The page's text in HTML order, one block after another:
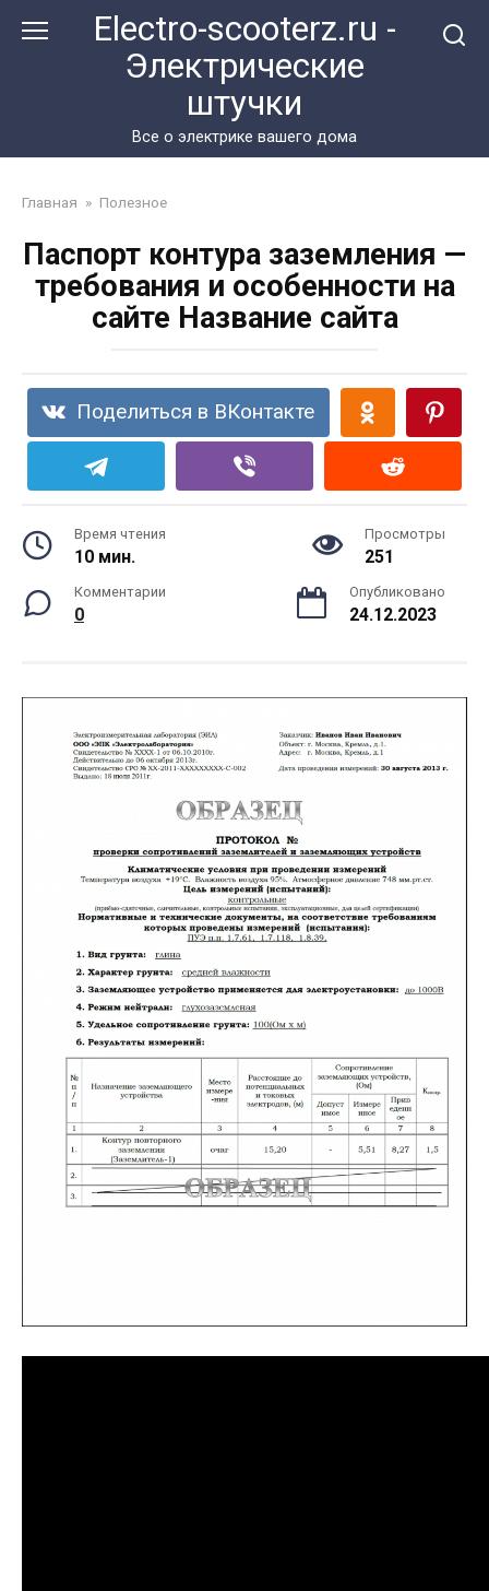
Electro-scooterz.ru -
Электрические
штучки
Все о электрике вашего дома
Главная » Полезное
Паспорт контура заземления —
требования и особенности на
сайте Название сайта
Поделиться в ВКонтакте
Время чтения
10 мин.
Просмотры
251
Комментарии
0
Опубликовано
24.12.2023